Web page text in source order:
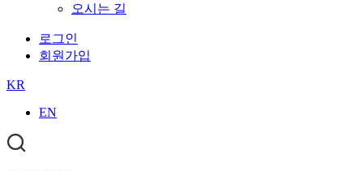
오시는 길
로그인
회원가입
KR
EN